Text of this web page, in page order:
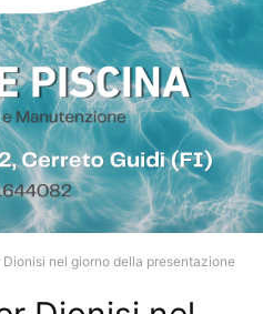
nel giorno della presentazione